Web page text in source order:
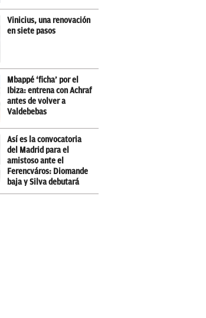
Vinicius, una renovación
en siete pasos
Mbappé ‘ficha’ por el
Ibiza: entrena con Achraf
antes de volver a
Valdebebas
Así es la convocatoria
del Madrid para el
amistoso ante el
Ferencváros: Diomande
baja y Silva debutará